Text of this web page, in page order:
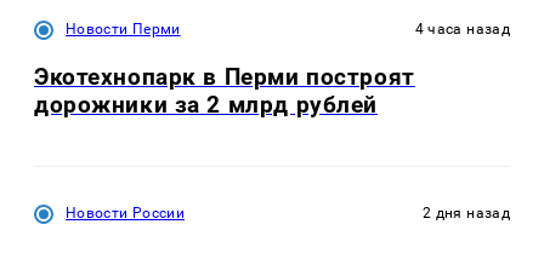
Новости Перми 4 часа назад
Экотехнопарк в Перми построят
дорожники за 2 млрд рублей
Новости России 2 дня назад